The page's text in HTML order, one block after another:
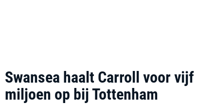
Swansea haalt Carroll voor vijf
miljoen op bij Tottenham